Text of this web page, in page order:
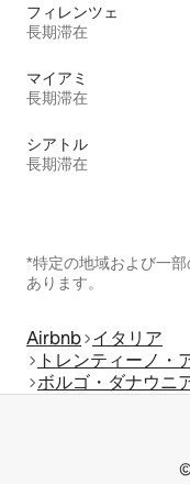
フィレンツェ
長期滞在
マイアミ
長期滞在
シアトル
長期滞在
*特定の地域および一
あります。
Airbnb イタリア
トレンティーノ・
ボルゴ・ダナウニ